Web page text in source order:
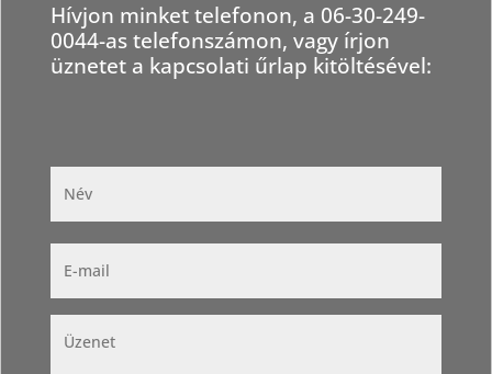
Hívjon minket telefonon, a 06-30-249-
0044-as telefonszámon, vagy írjon
üznetet a kapcsolati űrlap kitöltésével: